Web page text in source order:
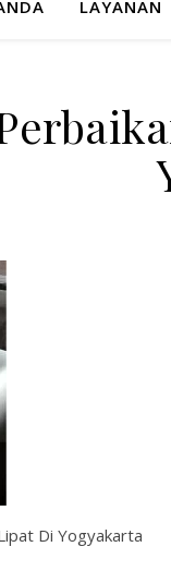
LAYANAN
Di Yogyakarta